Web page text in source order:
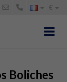
€
Boliches